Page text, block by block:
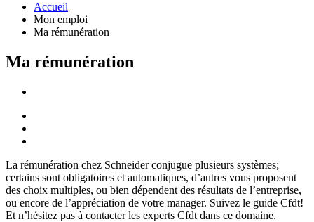
Accueil
Mon emploi
Ma rémunération
Ma rémunération
La rémunération chez Schneider conjugue plusieurs systèmes;
certains sont obligatoires et automatiques, d’autres vous proposent
des choix multiples, ou bien dépendent des résultats de l’entreprise,
ou encore de l’appréciation de votre manager. Suivez le guide Cfdt!
Et n’hésitez pas à contacter les experts Cfdt dans ce domaine.